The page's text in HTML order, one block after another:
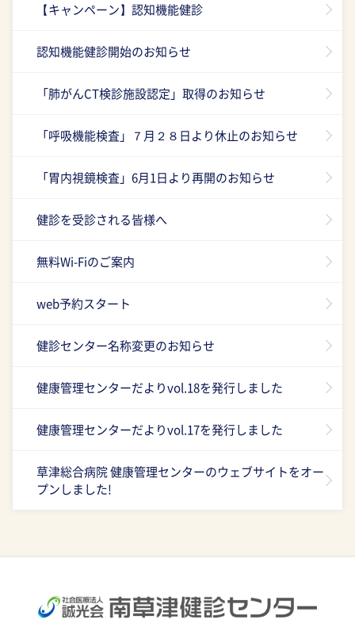
【キャンペーン】認知機能健診
認知機能健診開始のお知らせ
「肺がんCT検診施設認定」取得のお知らせ
「呼吸機能検査」７月２８日より休止のお知らせ
「胃内視鏡検査」6月1日より再開のお知らせ
健診を受診される皆様へ
無料Wi-Fiのご案内
web予約スタート
健診センター名称変更のお知らせ
健康管理センターだよりvol.18を発行しました
健康管理センターだよりvol.17を発行しました
草津総合病院 健康管理センターのウェブサイトをオー
プンしました!